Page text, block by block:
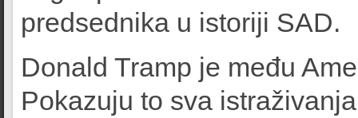
predsednika u istoriji SAD.
Donald Tramp je među
Pokazuju to sva